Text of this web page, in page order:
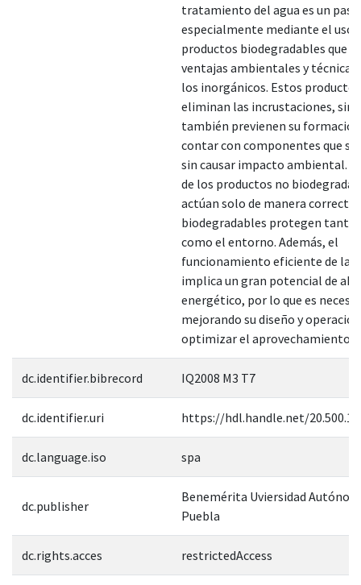
tratamiento del agua es un
especialmente mediante el uso
productos biodegradables que
ventajas ambientales y
los inorgánicos. Estos
eliminan las incrustaciones,
también previenen su
contar con componentes que se
sin causar impacto ambiental. A
de los productos no
actúan solo de manera
biodegradables protegen tanto
como el entorno. Además, el
funcionamiento eficiente de las
implica un gran potencial de
energético, por lo que es
mejorando su diseño y
optimizar el aprovechamiento
dc.identifier.bibrecord IQ2008 M3 T7
dc.identifier.uri https://hdl.handle.net/
dc.language.iso spa
dc.publisher
Benemérita Uviersidad
Puebla
dc.rights.acces restrictedAccess